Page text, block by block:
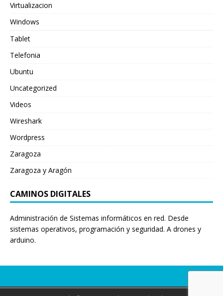
Virtualizacion
Windows
Tablet
Telefonia
Ubuntu
Uncategorized
Videos
Wireshark
Wordpress
Zaragoza
Zaragoza y Aragón
CAMINOS DIGITALES
Administración de Sistemas informáticos en red. Desde
sistemas operativos, programación y seguridad. A drones y
arduino.